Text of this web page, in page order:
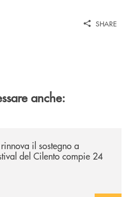
SHARE
anche:
il sostegno a
del Cilento compie 24